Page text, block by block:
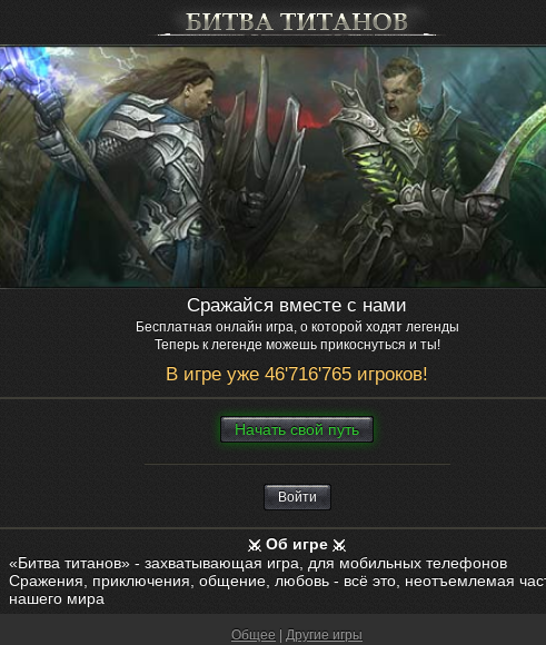
Сражайся вместе с нами
Бесплатная онлайн игра, о которой ходят легенды
Теперь к легенде можешь прикоснуться и ты!
В игре уже 46'716'765 игроков!
Нaчaть свой путь
Войти
Об игре
«Битва титанов» - захватывающая игра, для мобильных телефонов
Сражения, приключения, общение, любовь - всё это, неотъемлемая
нашего мира
Общее Другие игры